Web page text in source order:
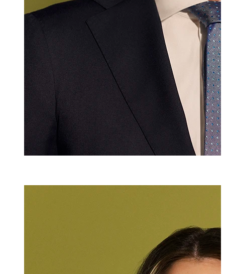
+423 235 8179